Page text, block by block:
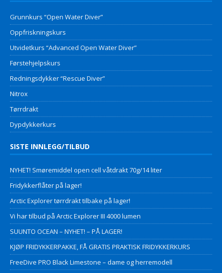
Grunnkurs “Open Water Diver”
Oppfriskningskurs
Utvidetkurs “Advanced Open Water Diver”
Førstehjelpskurs
Redningsdykker “Rescue Diver”
Nitrox
Tørrdrakt
Dypdykkerkurs
SISTE INNLEGG/TILBUD
NYHET! Smøremiddel open cell våtdrakt 70g/14 liter
Fridykkerflåter på lager!
Arctic Explorer tørrdrakt tilbake på lager!
Vi har tilbud på Arctic Explorer III 4000 lumen
SUUNTO OCEAN – NYHET! – PÅ LAGER!
KJØP FRIDYKKERPAKKE, FÅ GRATIS PRAKTISK FRIDYKKERKURS
FreeDive PRO Black Limestone – dame og herremodell